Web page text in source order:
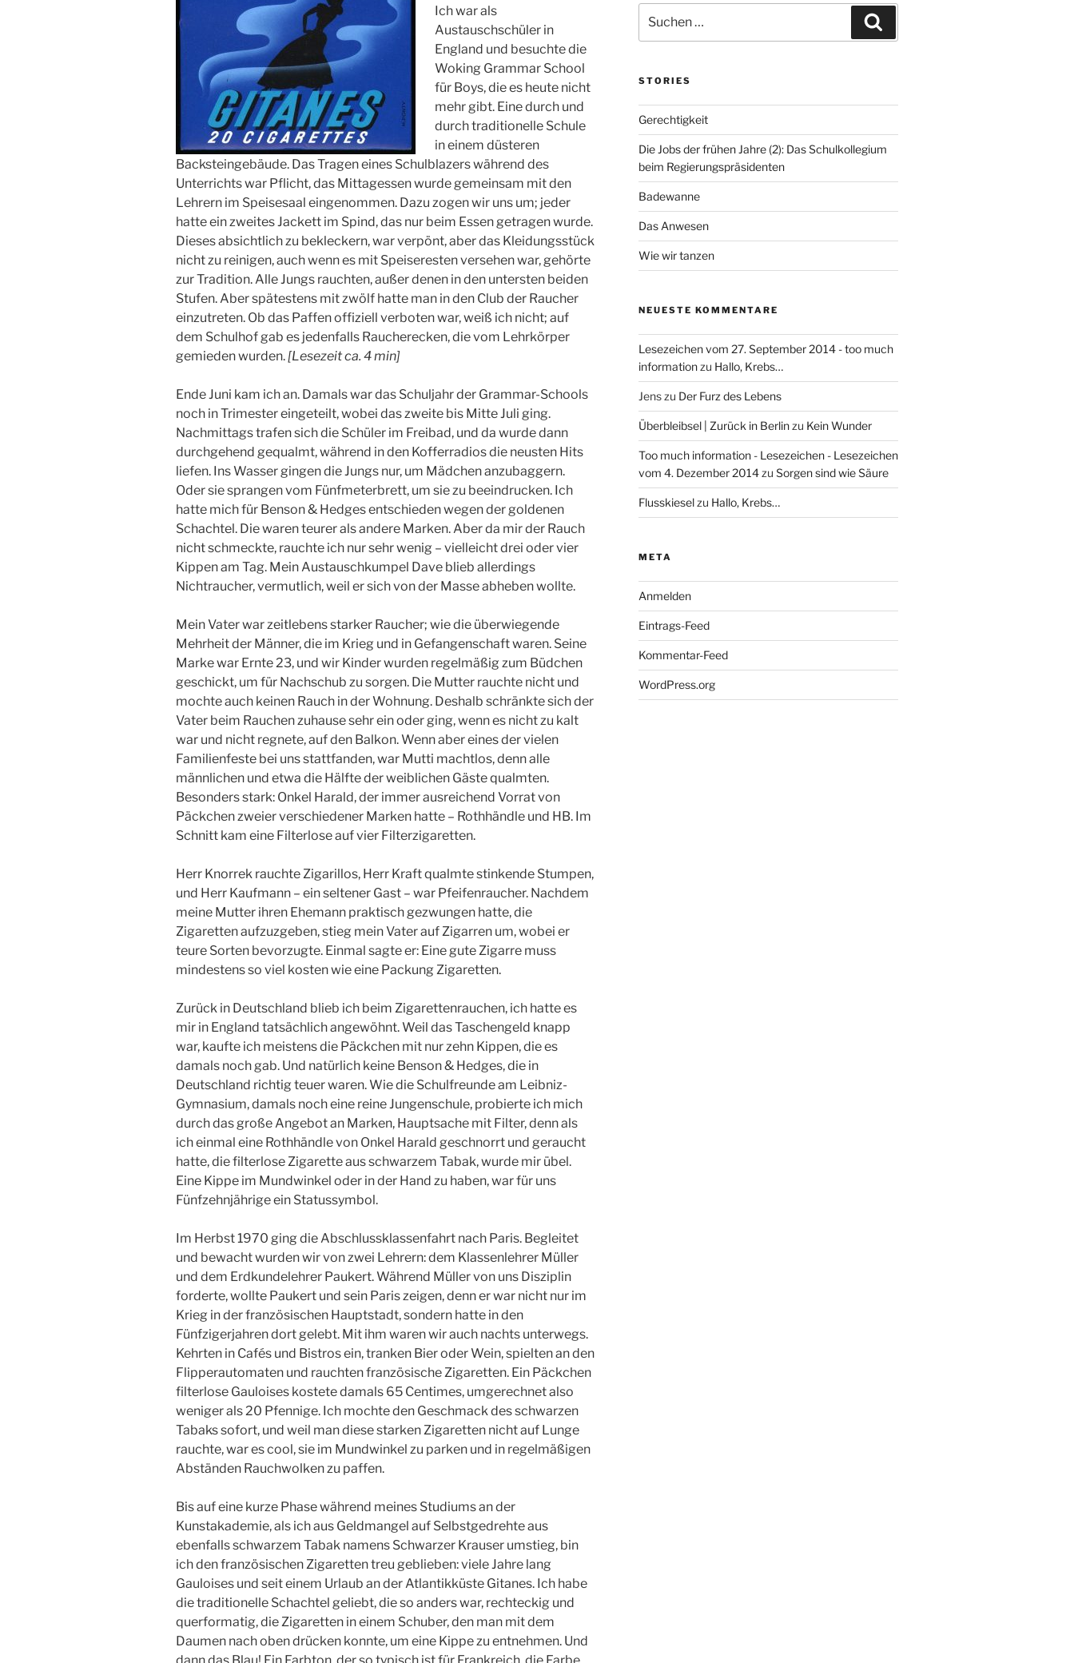
L
Ich war als
Austauschschüler in
England und besuchte die
Woking Grammar School
für Boys, die es heute nicht
mehr gibt. Eine durch und
durch traditionelle Schule
in einem düsteren
Backsteingebäude. Das Tragen eines Schulblazers während des
Unterrichts war Pflicht, das Mittagessen wurde gemeinsam mit den
Lehrern im Speisesaal eingenommen. Dazu zogen wir uns um; jeder
hatte ein zweites Jackett im Spind, das nur beim Essen getragen wurde.
Dieses absichtlich zu bekleckern, war verpönt, aber das Kleidungsstück
nicht zu reinigen, auch wenn es mit Speiseresten versehen war, gehörte
zur Tradition. Alle Jungs rauchten, außer denen in den untersten beiden
Stufen. Aber spätestens mit zwölf hatte man in den Club der Raucher
einzutreten. Ob das Paffen offiziell verboten war, weiß ich nicht; auf
dem Schulhof gab es jedenfalls Raucherecken, die vom Lehrkörper
gemieden wurden. [Lesezeit ca. 4min]
Ende Juni kam ich an. Damals war das Schuljahr der Grammar-Schools
noch in Trimester eingeteilt, wobei das zweite bis Mitte Juli ging.
Nachmittags trafen sich die Schüler im Freibad, und da wurde dann
durchgehend gequalmt, während in den Kofferradios die neusten Hits
liefen. Ins Wasser gingen die Jungs nur, um Mädchen anzubaggern.
Oder sie sprangen vom Fünfmeterbrett, um sie zu beeindrucken. Ich
hatte mich für Benson & Hedges entschieden wegen der goldenen
Schachtel. Die waren teurer als andere Marken. Aber da mir der Rauch
nicht schmeckte, rauchte ich nur sehr wenig – vielleicht drei oder vier
Kippen am Tag. Mein Austauschkumpel Dave blieb allerdings
Nichtraucher, vermutlich, weil er sich von der Masse abheben wollte.
Mein Vater war zeitlebens starker Raucher; wie die überwiegende
Mehrheit der Männer, die im Krieg und in Gefangenschaft waren. Seine
Marke war Ernte 23, und wir Kinder wurden regelmäßig zum Büdchen
geschickt, um für Nachschub zu sorgen. Die Mutter rauchte nicht und
mochte auch keinen Rauch in der Wohnung. Deshalb schränkte sich der
Vater beim Rauchen zuhause sehr ein oder ging, wenn es nicht zu kalt
war und nicht regnete, auf den Balkon. Wenn aber eines der vielen
Familienfeste bei uns stattfanden, war Mutti machtlos, denn alle
männlichen und etwa die Hälfte der weiblichen Gäste qualmten.
Besonders stark: Onkel Harald, der immer ausreichend Vorrat von
Päckchen zweier verschiedener Marken hatte – Rothhändle und HB. Im
Schnitt kam eine Filterlose auf vier Filterzigaretten.
Herr Knorrek rauchte Zigarillos, Herr Kraft qualmte stinkende Stumpen,
und Herr Kaufmann – ein seltener Gast – war Pfeifenraucher. Nachdem
meine Mutter ihren Ehemann praktisch gezwungen hatte, die
Zigaretten aufzuzgeben, stieg mein Vater auf Zigarren um, wobei er
teure Sorten bevorzugte. Einmal sagte er: Eine gute Zigarre muss
mindestens so viel kosten wie eine Packung Zigaretten.
Zurück in Deutschland blieb ich beim Zigarettenrauchen, ich hatte es
mir in England tatsächlich angewöhnt. Weil das Taschengeld knapp
war, kaufte ich meistens die Päckchen mit nur zehn Kippen, die es
damals noch gab. Und natürlich keine Benson & Hedges, die in
Deutschland richtig teuer waren. Wie die Schulfreunde am Leibniz-
Gymnasium, damals noch eine reine Jungenschule, probierte ich mich
durch das große Angebot an Marken, Hauptsache mit Filter, denn als
ich einmal eine Rothhändle von Onkel Harald geschnorrt und geraucht
hatte, die filterlose Zigarette aus schwarzem Tabak, wurde mir übel.
Eine Kippe im Mundwinkel oder in der Hand zu haben, war für uns
Fünfzehnjährige ein Statussymbol.
Im Herbst 1970 ging die Abschlussklassenfahrt nach Paris. Begleitet
und bewacht wurden wir von zwei Lehrern: dem Klassenlehrer Müller
und dem Erdkundelehrer Paukert. Während Müller von uns Disziplin
forderte, wollte Paukert und sein Paris zeigen, denn er war nicht nur im
Krieg in der französischen Hauptstadt, sondern hatte in den
Fünfzigerjahren dort gelebt. Mit ihm waren wir auch nachts unterwegs.
Kehrten in Cafés und Bistros ein, tranken Bier oder Wein, spielten an den
Flipperautomaten und rauchten französische Zigaretten. Ein Päckchen
filterlose Gauloises kostete damals 65 Centimes, umgerechnet also
weniger als 20 Pfennige. Ich mochte den Geschmack des schwarzen
Tabaks sofort, und weil man diese starken Zigaretten nicht auf Lunge
rauchte, war es cool, sie im Mundwinkel zu parken und in regelmäßigen
Abständen Rauchwolken zu paffen.
Bis auf eine kurze Phase während meines Studiums an der
Kunstakademie, als ich aus Geldmangel auf Selbstgedrehte aus
ebenfalls schwarzem Tabak namens Schwarzer Krauser umstieg, bin
ich den französischen Zigaretten treu geblieben: viele Jahre lang
Gauloises und seit einem Urlaub an der Atlantikküste Gitanes. Ich habe
die traditionelle Schachtel geliebt, die so anders war, rechteckig und
querformatig, die Zigaretten in einem Schuber, den man mit dem
Daumen nach oben drücken konnte, um eine Kippe zu entnehmen. Und
c
e
n
a
c
h
:
u
STORIES
Gerechtigkeit
Die Jobs der frühen Jahre (2): Das Schulkollegium
beim Regierungspräsidenten
Badewanne
Das Anwesen
Wie wir tanzen
NEUESTE KOMMENTARE
Lesezeichen vom 27. September 2014 - too much
informationzu Hallo, Krebs…
Jenszu Der Furz des Lebens
Überbleibsel | Zurück in Berlinzu Kein Wunder
Too much information - Lesezeichen - Lesezeichen
vom 4. Dezember 2014zu Sorgen sind wie Säure
Flusskieselzu Hallo, Krebs…
META
Anmelden
Eintrags-Feed
Kommentar-Feed
WordPress.org